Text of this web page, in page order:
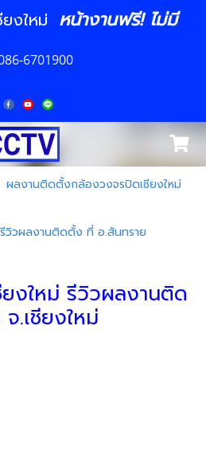
งใหม่ หน้างานฟรี! ไม่มี
6701900
ผลงานติดตั้งกล้องวงจรปิดเชียงใหม่
วิวผลงานติดตั้ง ที่ อ.สันทราย
งใหม่ รีวิวผลงานติด
.เชียงใหม่